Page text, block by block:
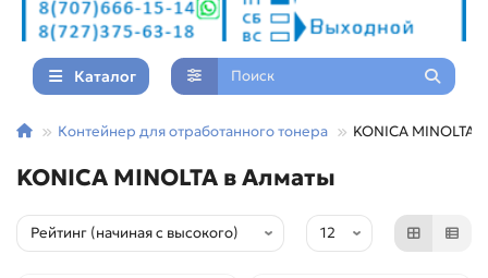
Каталог
Контейнер для отработанного тонера KONICA MINOLTA
KONICA MINOLTA в Алматы